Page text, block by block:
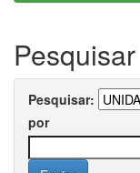
Pesquisar
Pesquisar:
por